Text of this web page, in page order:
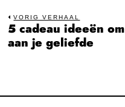
Bericht
navigatie
VORIG VERHAAL
Previous
post:
5 cadeau ideeën om
aan je geliefde